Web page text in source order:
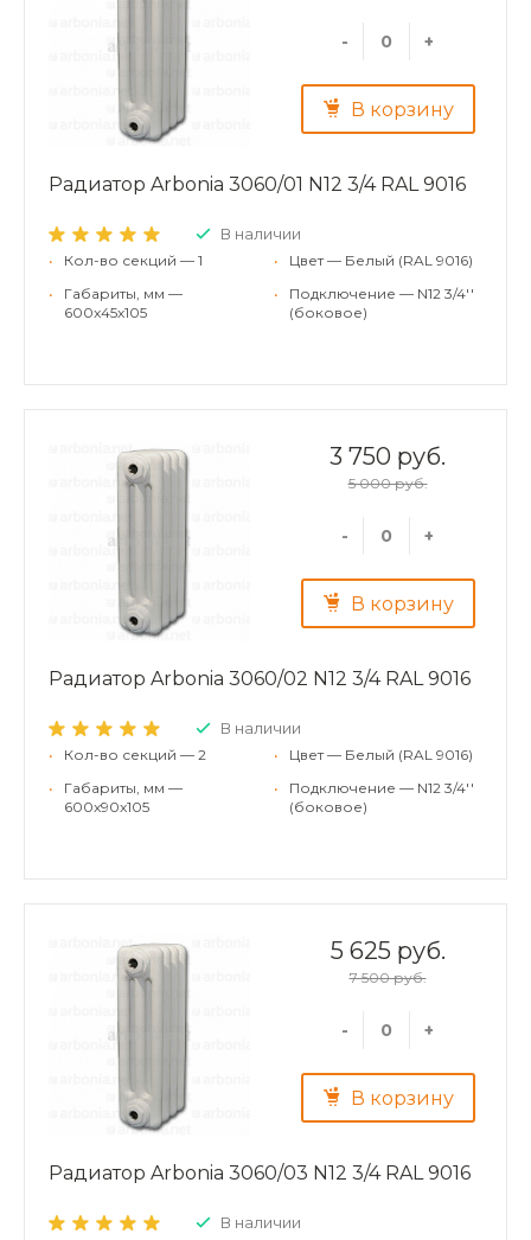
- +
В корзину
Радиатор Arbonia 3060/01 N12 3/4 RAL 9016
В наличии
•
Кол-во секций — 1
•
Габариты, мм —
600x45x105
•
Цвет — Белый (RAL 9016)
•
Подключение — N12 3/4''
(боковое)
3 750 руб.
5 000 руб.
- +
В корзину
Радиатор Arbonia 3060/02 N12 3/4 RAL 9016
В наличии
•
Кол-во секций — 2
•
Габариты, мм —
600x90x105
•
Цвет — Белый (RAL 9016)
•
Подключение — N12 3/4''
(боковое)
5 625 руб.
7 500 руб.
- +
В корзину
Радиатор Arbonia 3060/03 N12 3/4 RAL 9016
В наличии